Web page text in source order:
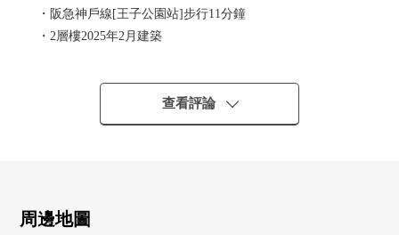
・阪急神戶線[王子公園站]步行11分鐘
・2層樓2025年2月建築
・有地板暖氣(LDK部分)
・有沒有接觸的栓，餐具乾燥衝洗時機，凈水器的廚房
・有噴霧桑拿浴，再加熱功能，浴室暖氣烘乾機的浴室
查看評論
周邊地圖